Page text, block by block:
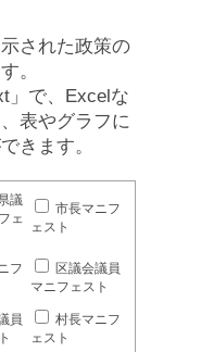
された政策の
。
」で、Excelな
表やグラフに
きます。
議
ェ
市長マニフ
ェスト
フ
区議会議員
マニフェスト
員
村長マニフ
ェスト